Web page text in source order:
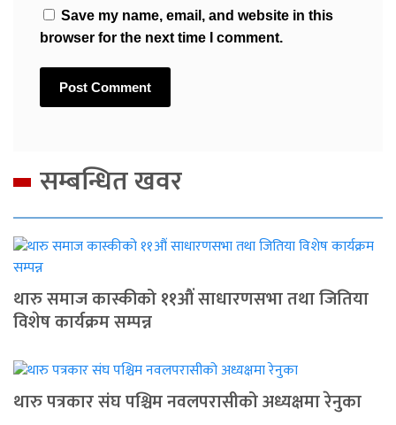
Save my name, email, and website in this
browser for the next time I comment.
सम्बन्धित खवर
थारु समाज कास्कीको ११औं साधारणसभा तथा जितिया
विशेष कार्यक्रम सम्पन्न
थारु पत्रकार संघ पश्चिम नवलपरासीको अध्यक्षमा रेनुका